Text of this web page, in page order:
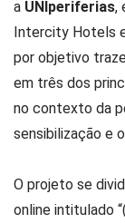
a UNIperiferias,
Intercity Hotels
por objetivo
em três dos
no contexto da
sensibilização e
O projeto se
online intitulado